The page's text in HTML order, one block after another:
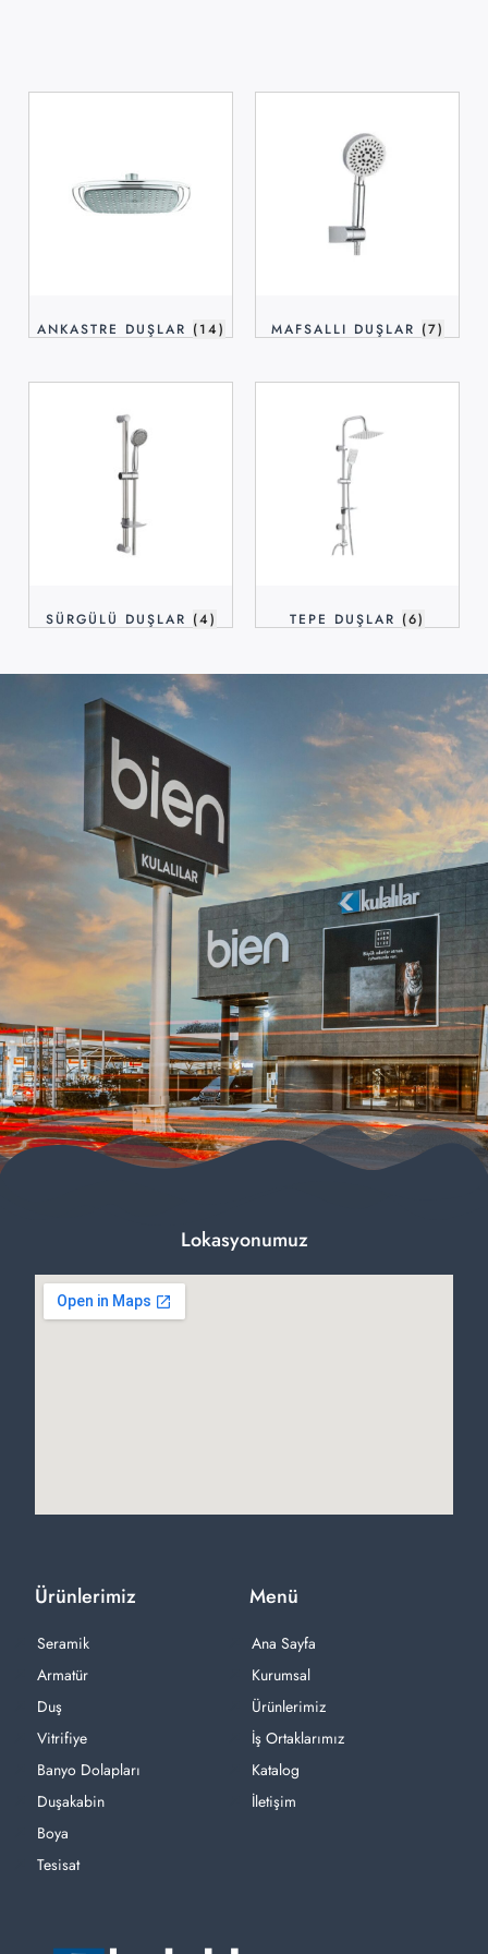
ANKASTRE DUŞLAR (14) MAFSALLI DUŞLAR (7)
SÜRGÜLÜ DUŞLAR (4) TEPE DUŞLAR (6)
Menü
Ana Sayfa
Kurumsal
Ürünlerimiz
İş Ortaklarımız
Katalog
İletişim
Ürünlerimiz
Seramik
Armatür
Duş
Vitrifiye
Banyo Dolapları
Duşakabin
Boya
Tesisat
Lokasyonumuz